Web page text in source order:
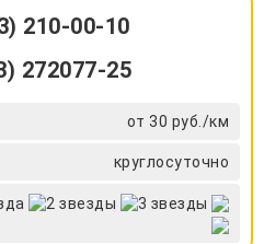
210-00-10
272077-25
от 30 руб./км
круглосуточно